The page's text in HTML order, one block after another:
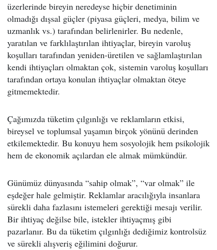
üzerlerinde bireyin neredeyse hiçbir denetiminin
olmadığı dışsal güçler (piyasa güçleri, medya, bilim ve
uzmanlık vs.) tarafından belirlenirler. Bu nedenle,
yaratılan ve farklılaştırılan ihtiyaçlar, bireyin varoluş
koşulları tarafından yeniden-üretilen ve sağlamlaştırılan
kendi ihtiyaçları olmaktan çok, sistemin varoluş koşulları
tarafından ortaya konulan ihtiyaçlar olmaktan öteye
gitmemektedir.
Çağımızda tüketim çılgınlığı ve reklamların etkisi,
bireysel ve toplumsal yaşamın birçok yönünü derinden
etkilemektedir. Bu konuyu hem sosyolojik hem psikolojik
hem de ekonomik açılardan ele almak mümkündür.
Günümüz dünyasında “sahip olmak”, “var olmak” ile
eşdeğer hale gelmiştir. Reklamlar aracılığıyla insanlara
sürekli daha fazlasını istemeleri gerektiği mesajı verilir.
Bir ihtiyaç değilse bile, istekler ihtiyaçmış gibi
pazarlanır. Bu da tüketim çılgınlığı dediğimiz kontrolsüz
ve sürekli alışveriş eğilimini doğurur.